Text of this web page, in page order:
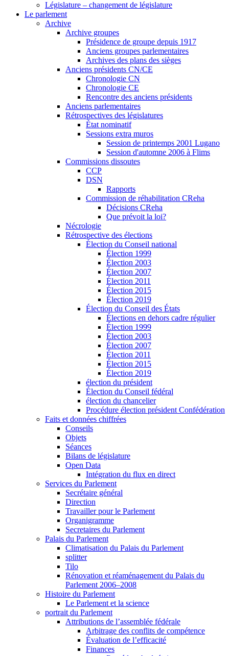
Législature – changement de législature
Le parlement
Archive
Archive groupes
Présidence de groupe depuis 1917
Anciens groupes parlementaires
Archives des plans des sièges
Anciens présidents CN/CE
Chronologie CN
Chronologie CE
Rencontre des anciens présidents
Anciens parlementaires
Rétrospectives des législatures
État nominatif
Sessions extra muros
Session de printemps 2001 Lugano
Session d'automne 2006 à Flims
Commissions dissoutes
CCP
DSN
Rapports
Commission de réhabilitation CReha
Décisions CReha
Que prévoit la loi?
Nécrologie
Rétrospective des élections
Élection du Conseil national
Élection 1999
Élection 2003
Élection 2007
Élection 2011
Élection 2015
Élection 2019
Élection du Conseil des États
Élections en dehors cadre régulier
Élection 1999
Élection 2003
Élection 2007
Élection 2011
Élection 2015
Élection 2019
élection du président
Élection du Conseil fédéral
élection du chancelier
Procédure élection président Confédération
Faits et données chiffrées
Conseils
Objets
Séances
Bilans de législature
Open Data
Intégration du flux en direct
Services du Parlement
Secrétaire général
Direction
Travailler pour le Parlement
Organigramme
Secretaires du Parlement
Palais du Parlement
Climatisation du Palais du Parlement
splitter
Tilo
Rénovation et réaménagement du Palais du
Parlement 2006–2008
Histoire du Parlement
Le Parlement et la science
portrait du Parlement
Attributions de l’assemblée fédérale
Arbitrage des conflits de compétence
Évaluation de l’efficacité
Finances